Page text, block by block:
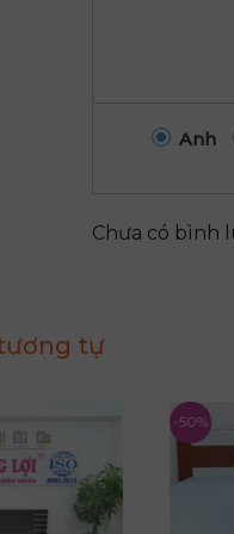
Anh
Chưa có bình
tự
-50%